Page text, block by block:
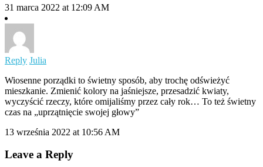
31 marca 2022 at 12:09 AM
Reply Julia
Wiosenne porządki to świetny sposób, aby trochę odświeżyć
mieszkanie. Zmienić kolory na jaśniejsze, przesadzić kwiaty,
wyczyścić rzeczy, które omijaliśmy przez cały rok… To też świetny
czas na „uprzątnięcie swojej głowy”
13 września 2022 at 10:56 AM
Leave a Reply